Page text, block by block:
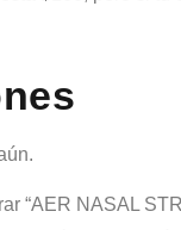
“AER NASAL